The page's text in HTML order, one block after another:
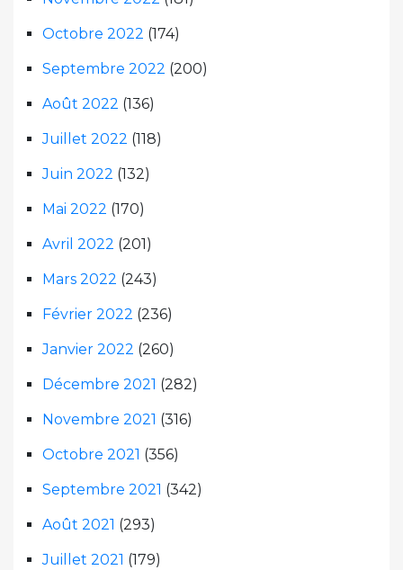
Octobre 2022 (174)
Septembre 2022 (200)
Août 2022 (136)
Juillet 2022 (118)
Juin 2022 (132)
Mai 2022 (170)
Avril 2022 (201)
Mars 2022 (243)
Février 2022 (236)
Janvier 2022 (260)
Décembre 2021 (282)
Novembre 2021 (316)
Octobre 2021 (356)
Septembre 2021 (342)
Août 2021 (293)
Juillet 2021 (179)